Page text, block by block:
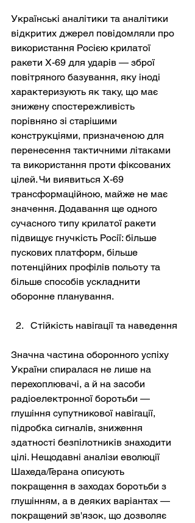
Українські аналітики та аналітики
відкритих джерел повідомляли про
використання Росією крилатої
ракети Х-69 для ударів — зброї
повітряного базування, яку іноді
характеризують як таку, що має
знижену спостережливість
порівняно зі старішими
конструкціями, призначеною для
перенесення тактичними літаками
та використання проти фіксованих
цілей. Чи виявиться Х-69
трансформаційною, майже не має
значення. Додавання ще одного
сучасного типу крилатої ракети
підвищує гнучкість Росії: більше
пускових платформ, більше
потенційних профілів польоту та
більше способів ускладнити
оборонне планування.
Стійкість навігації та наведення
Значна частина оборонного успіху
України спиралася не лише на
перехоплювачі, а й на засоби
радіоелектронної боротьби —
глушіння супутникової навігації,
підробка сигналів, зниження
здатності безпілотників знаходити
цілі. Нещодавні аналізи еволюції
Шахеда/Герана описують
покращення в заходах боротьби з
глушінням, а в деяких варіантах —
покращений зв'язок, що дозволяє